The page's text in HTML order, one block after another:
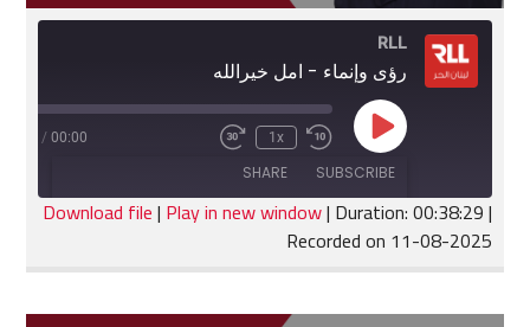
RLL
رؤى وإنماء - امل خيرالله
Play
Episode
Rewind
10
Seconds
1x
Fast
seconds
00:00
/
SUBSCRIBE
SHARE
RSS FEED
SHARE
Download file| Play in new window| Duration: 00:38:29|
Recorded on 11-08-2025